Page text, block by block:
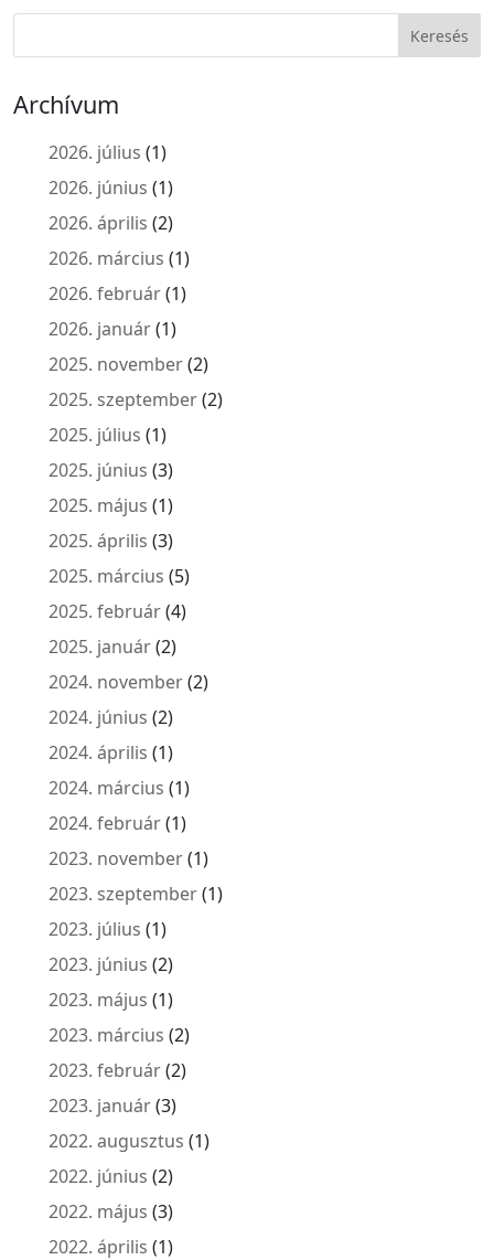
Archívum
2026. július (1)
2026. június (1)
2026. április (2)
2026. március (1)
2026. február(1)
2026. január(1)
2025. november(2)
2025. szeptember(2)
2025. július (1)
2025. június (3)
2025. május (1)
2025. április (3)
2025. március (5)
2025. február(4)
2025. január(2)
2024. november(2)
2024. június (2)
2024. április (1)
2024. március (1)
2024. február(1)
2023. november(1)
2023. szeptember(1)
2023. július (1)
2023. június (2)
2023. május (1)
2023. március (2)
2023. február(2)
2023. január(3)
2022. augusztus (1)
2022. június (2)
2022. május (3)
2022. április (1)